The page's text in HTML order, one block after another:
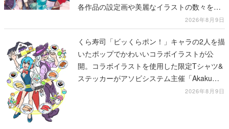
各作品の設定画や美麗なイラストの数々をふ
2026年8月9日
くら寿司「ビッくらポン！」キャラの2人を描
いたポップでかわいいコラボイラストが公
開。コラボイラストを使用した限定Tシャツ&
ステッカーがアソビシステム主催「Akaku
2026年8月9日